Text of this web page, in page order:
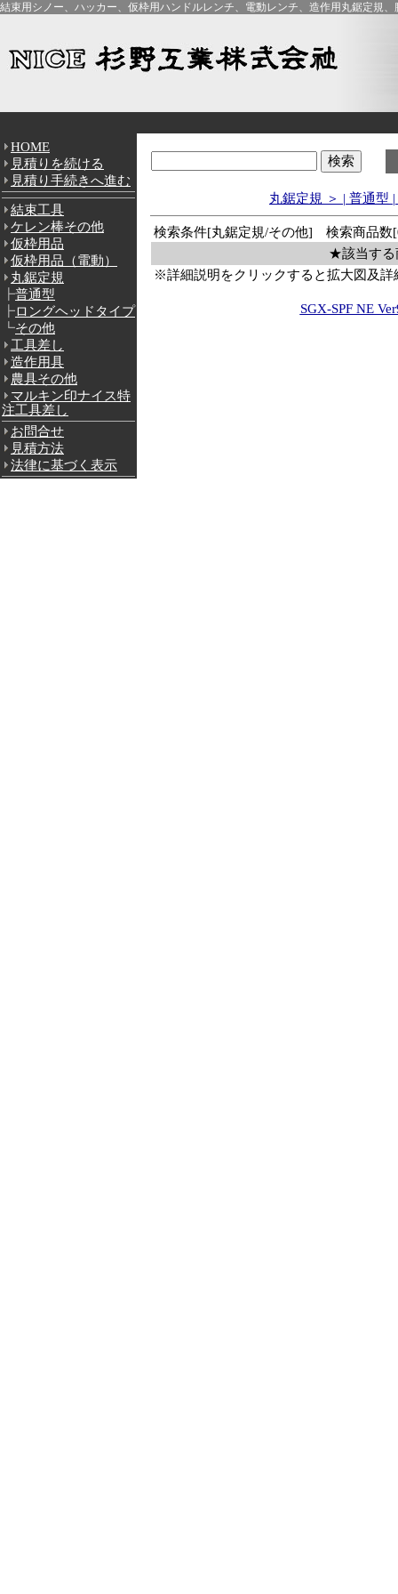
結束用シノー、ハッカー、仮枠用ハンドルレンチ、電動レンチ、造作用丸鋸定規
HOME
見積りを続ける
見積り手続きへ進む
結束工具
ケレン棒その他
仮枠用品
仮枠用品（電動）
丸鋸定規
┣普通型
┣ロングヘッドタイプ
┗その他
工具差し
造作用具
農具その他
マルキン印ナイス特
注工具差し
お問合せ
見積方法
法律に基づく表示
丸鋸定規 ＞ | 普通型 |
検索条件[丸鋸定規/その他] 検索商品数
★該当する
※詳細説明をクリックすると拡大図及
SGX-SPF NE